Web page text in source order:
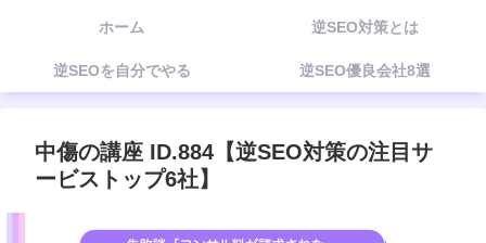
ホーム 逆SEO対策とは
逆SEOを自分でやる 逆SEO優良会社8選
中傷の講座 ID.884【逆SEO対策の注目サ
ービストップ6社】